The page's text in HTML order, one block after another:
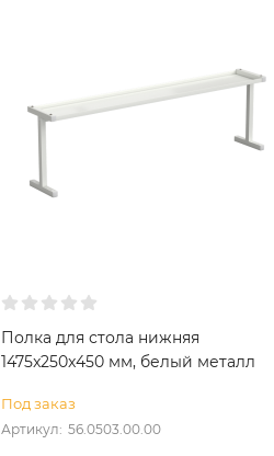
Полка для стола нижняя
1475x250x450 мм, белый металл
Под заказ
Артикул: 56.0503.00.00